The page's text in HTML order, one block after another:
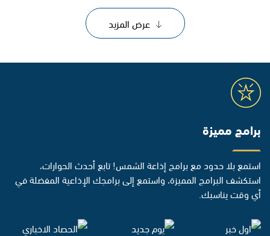
عرض المزيد
برامج مميزة
استمع بلا حدود مع برامج إذاعة الشمس! تابع أحدث الحوارات،
استكشف البرامج المميزة، واستمع إلى برامجك الإذاعية المفضلة في
أي وقت يناسبك.